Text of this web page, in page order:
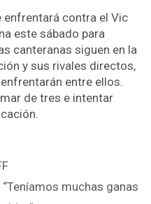
enfrentará contra el Vic
este sábado para
canteranas siguen en la
y sus rivales directos,
entre ellos.
de tres e intentar
muchas ganas